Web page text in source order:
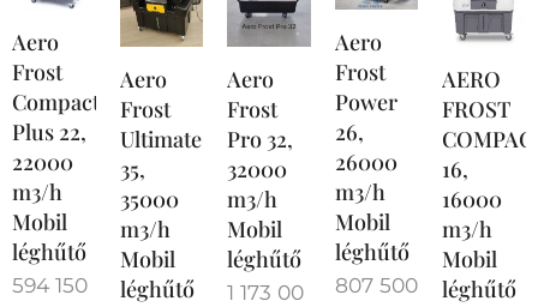
Aero
Frost
Compact
Plus 22,
22000
m3/h
Mobil
léghűtő
594 150
Aero
Frost
Ultimate
35,
35000
m3/h
Mobil
léghűtő
Aero
Frost
Pro 32,
32000
m3/h
Mobil
léghűtő
1 173 00
Aero
Frost
Power
26,
26000
m3/h
Mobil
léghűtő
807 500
AERO
FROST
16,
16000
m3/h
Mobil
léghűtő